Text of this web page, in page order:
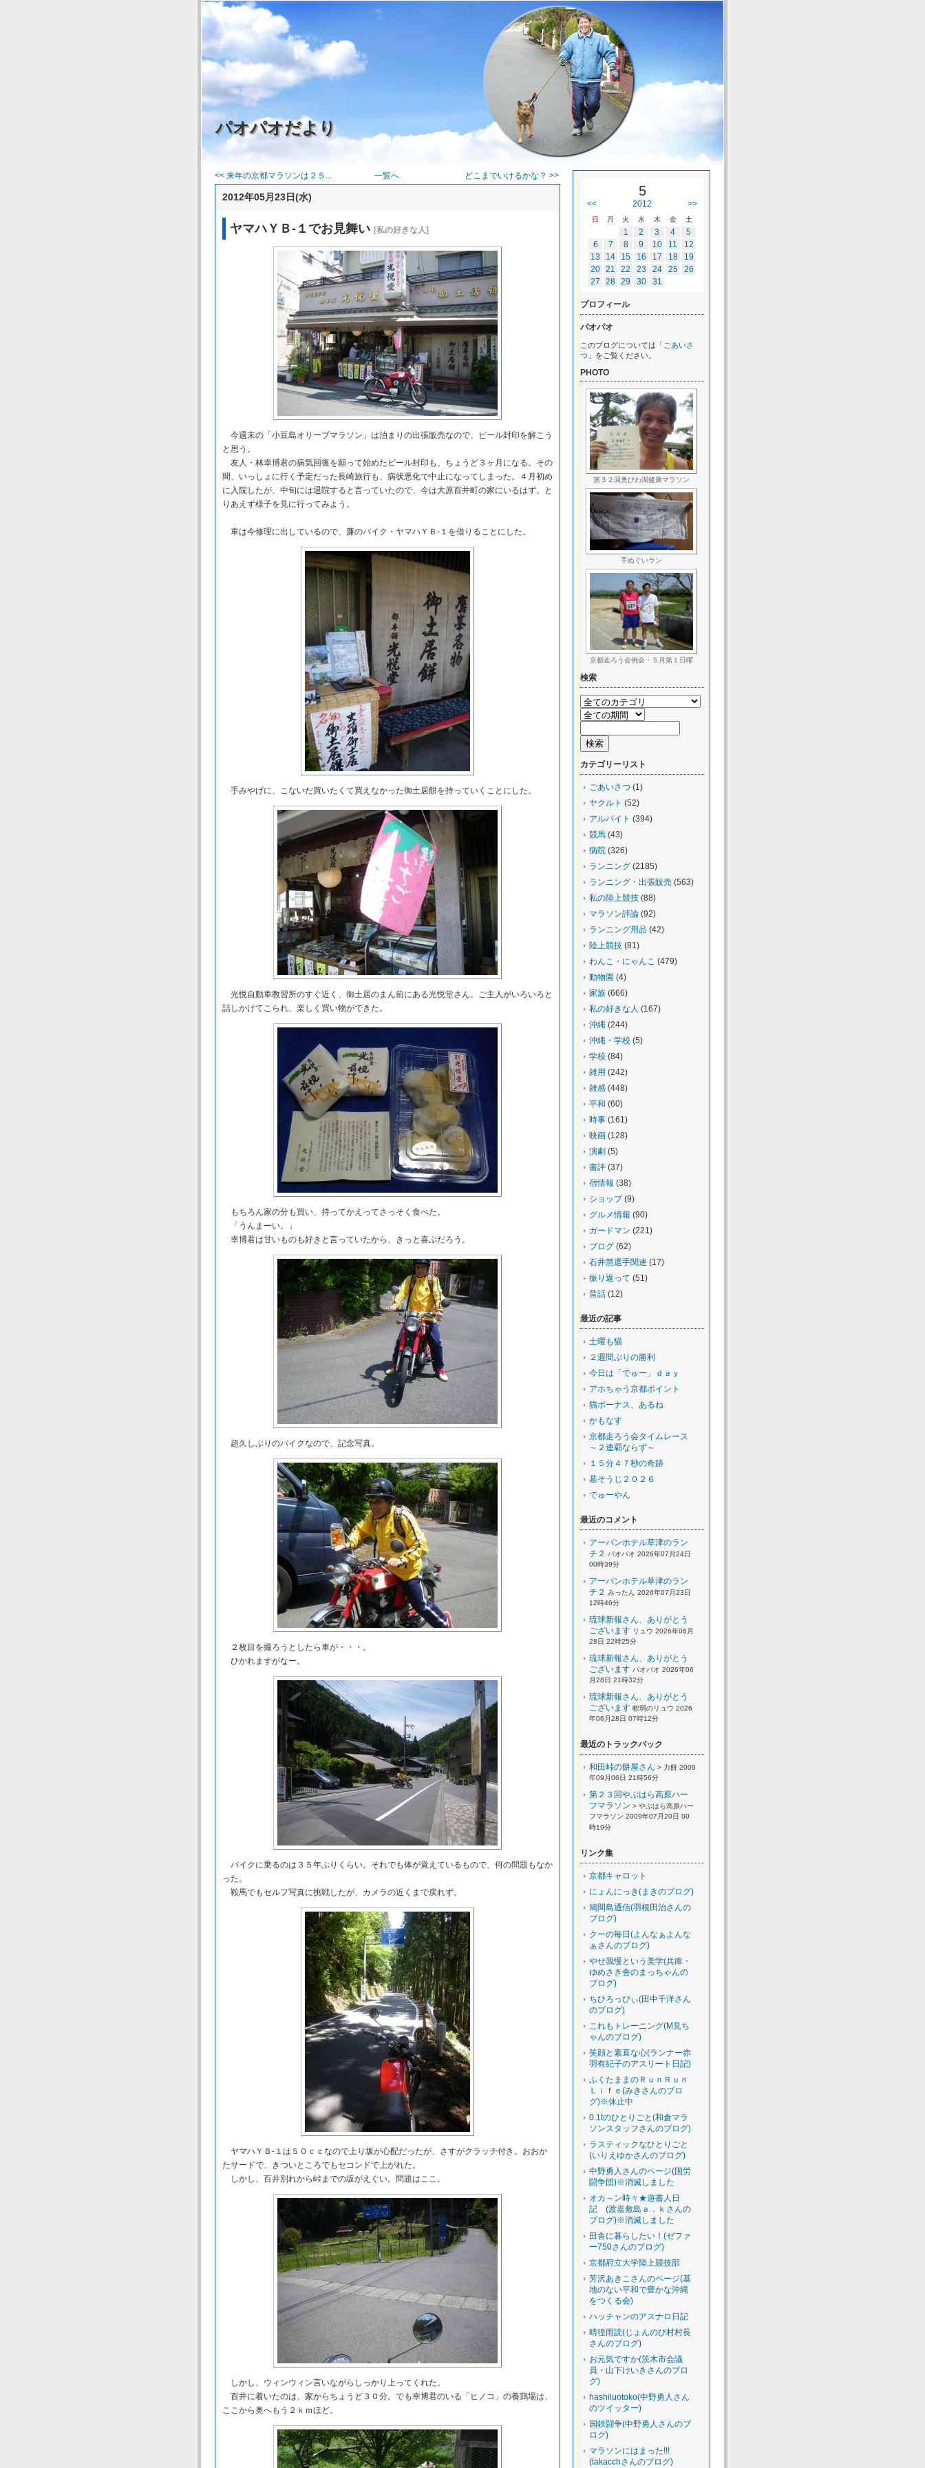
パオパオだより
<< 来年の京都マラソンは２５... 一覧へ どこまでいけるかな？ >>
2012年05月23日(水)
ヤマハＹＢ‐１でお見舞い [私の好きな人]
今週末の「小豆島オリーブマラソン」は泊まりの出張販売なので、ビール封印を解こう
と思う。
友人・林幸博君の病気回復を願って始めたビール封印も、ちょうど３ヶ月になる。その
間、いっしょに行く予定だった長崎旅行も、病状悪化で中止になってしまった。４月初め
に入院したが、中旬には退院すると言っていたので、今は大原百井町の家にいるはず。と
りあえず様子を見に行ってみよう。
車は今修理に出しているので、廉のバイク・ヤマハＹＢ‐１を借りることにした。
手みやげに、こないだ買いたくて買えなかった御土居餅を持っていくことにした。
光悦自動車教習所のすぐ近く、御土居のまん前にある光悦堂さん。ご主人がいろいろと
話しかけてこられ、楽しく買い物ができた。
もちろん家の分も買い、持ってかえってさっそく食べた。
「うんまーい。」
幸博君は甘いものも好きと言っていたから、きっと喜ぶだろう。
超久しぶりのバイクなので、記念写真。
２枚目を撮ろうとしたら車が・・・。
ひかれますがなー。
バイクに乗るのは３５年ぶりくらい。それでも体が覚えているもので、何の問題もなか
った。
鞍馬でもセルフ写真に挑戦したが、カメラの近くまで戻れず。
ヤマハＹＢ‐１は５０ｃｃなので上り坂が心配だったが、さすがクラッチ付き。おおか
たサードで、きついところでもセコンドで上がれた。
しかし、百井別れから峠までの坂がえぐい。問題はここ。
しかし、ウィンウィン言いながらしっかり上ってくれた。
百井に着いたのは、家からちょうど３０分。でも幸博君のいる「ヒノコ」の養鶏場は、
ここから奥へもう２ｋｍほど。
5
<< 2012 >>
日 月 火 水 木 金 土
1 2 3 4
5
6
7 8 9 10 11
12
13
14 15 16 17 18
19
20 21 22 23 24 25
26
27
28 29 30 31
プロフィール
パオパオ
このブログについては「 ごあいさ
つ 」をご覧ください。
PHOTO
第３２回奥びわ湖健康マラソン
手ぬぐいラン
京都走ろう会例会・５月第１日曜
検索
カテゴリーリスト
ごあいさつ (1)
ヤクルト (52)
アルバイト (394)
競馬 (43)
病院 (326)
ランニング (2185)
ランニング・出張販売 (563)
私の陸上競技 (88)
マラソン評論 (92)
ランニング用品 (42)
陸上競技 (81)
わんこ・にゃんこ (479)
動物園 (4)
家族 (666)
私の好きな人 (167)
沖縄 (244)
沖縄・学校 (5)
学校 (84)
雑用 (242)
雑感 (448)
平和 (60)
時事 (161)
映画 (128)
演劇 (5)
書評 (37)
宿情報 (38)
ショップ(9)
グルメ情報 (90)
ガードマン (221)
ブログ (62)
石井慧選手関連 (17)
振り返って (51)
昔話 (12)
最近の記事
土曜も猫
２週間ぶりの勝利
今日は「でゅー」ｄａｙ
アホちゃう京都ポイント
猫ボーナス、あるね
かもなす
京都走ろう会タイムレース
～２連覇ならず～
１５分４７秒の奇跡
墓そうじ２０２６
でゅーやん
最近のコメント
アーバンホテル草津のラン
チ２
パオパオ 2026年07月24日
00時39分
アーバンホテル草津のラン
チ２ みったん 2026年07月23日
12時46分
琉球新報さん、ありがとう
ございます リュウ 2026年06月
28日 22時25分
琉球新報さん、ありがとう
ございます パオパオ 2026年06
月28日 21時32分
琉球新報さん、ありがとう
ございます 軟弱のリュウ 2026
年06月28日 07時12分
最近のトラックバック
和田峠の餅屋さん > 力餅 2009
年09月06日 21時56分
第２３回やぶはら高原ハー
フマラソン > やぶはら高原ハー
フマラソン 2009年07月20日 00
時19分
リンク集
京都キャロット
にょんにっき(まきのブログ)
鳩間島通信(羽根田治さんの
ブログ)
クーの毎日(よんなぁよんな
ぁさんのブログ)
やせ我慢という美学(兵庫・
ゆめさき舎のまっちゃんの
ブログ)
ちひろっぴぃ(田中千洋さん
のブログ)
これもトレーニング(M見ち
ゃんのブログ)
笑顔と素直な心(ランナー赤
羽有紀子のアスリート日記)
ふくたままのＲｕｎＲｕｎ
Ｌｉｆｅ(みきさんのブロ
グ)※休止中
0.1tのひとりごと(和倉マラ
ソンスタッフさんのブログ)
ラスティックなひとりごと
(いりえゆかさんのブログ)
中野勇人さんのページ(国労
闘争団)※消滅しました
オカ～ン時々★遊書人日
記 (渡嘉敷島ａ．ｋさんの
ブログ)※消滅しました
田舎に暮らしたい！(ゼファ
ー750さんのプログ)
京都府立大学陸上競技部
芳沢あきこさんのページ(基
地のない平和で豊かな沖縄
をつくる会)
ハッチャンのアスナロ日記
晴徨雨読(じょんのび村村長
さんのブログ)
お元気ですか(茨木市会議
員・山下けいきさんのブロ
グ)
hashiluotoko(中野勇人さん
のツイッター)
国鉄闘争(中野勇人さんのブ
ログ)
マラソンにはまった!!!
(takacchさんのブログ)